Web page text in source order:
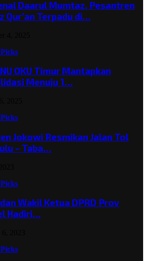
Daarul Mumtaz, Pesantren
Qur’an Terpadu di…
OKU Timur Mantapkan
Menuju 1…
Jokowi Resmikan Jalan Tol
– Taba…
Wakil Ketua DPRD Prov
Hadiri…